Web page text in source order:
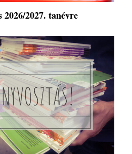
2026/2027. tanévre